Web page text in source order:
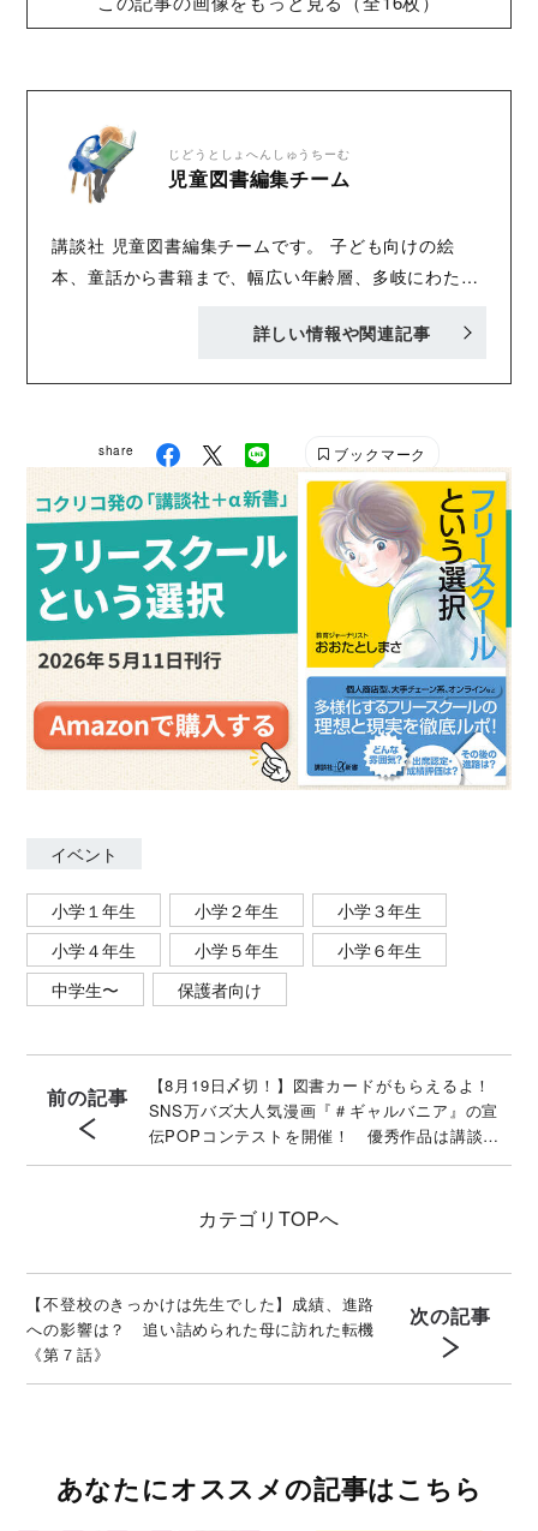
じどうとしょへんしゅうちーむ
児童図書編集チーム
講談社 児童図書編集チームです。 子ども向けの絵
本、童話から書籍まで、幅広い年齢層、多岐にわたる
Twitter :@Kodansha_jidou YA! Entertainmentの
詳しい情報や関連記事
share ブックマーク
イベント
小学１年生 小学２年生
小学３年生
小学４年生
小学５年生
小学６年生
中学生〜
保護者向け
前の記事
【8月19日〆切！】図書カードがもらえるよ！
SNS万バズ大人気漫画『＃ギャルバニア』の宣
伝POPコンテストを開催！ 優秀作品は講談社
公式POPとして書店に掲出！
カテゴリ TOPへ
【不登校のきっかけは先生でした】成績、進路
への影響は？ 追い詰められた母に訪れた転機
《第７話》
次の記事
あなたにオススメの記事はこちら